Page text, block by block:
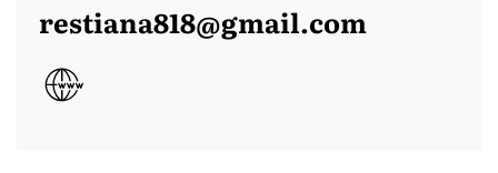
restiana818@gmail.com